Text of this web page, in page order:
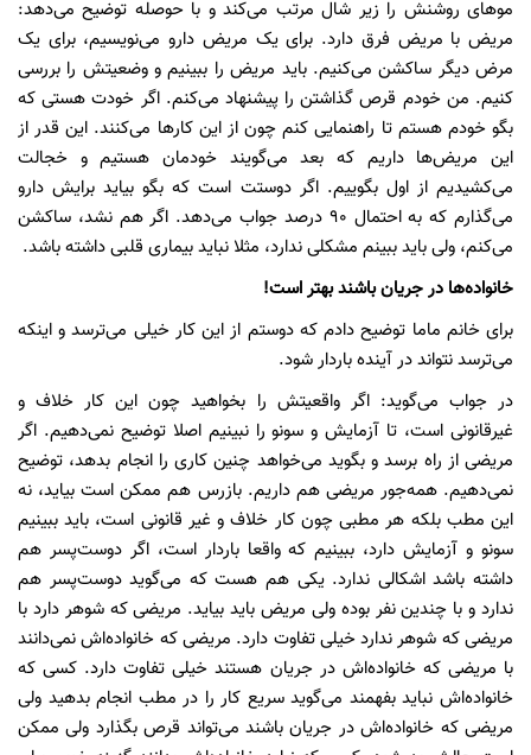
موهای روشنش را زیر شال مرتب می‌کند و با حوصله توضیح می‌دهد:
مریض با مریض فرق دارد. برای یک مریض دارو می‌نویسیم، برای یک
مرض دیگر ساکشن می‌کنیم. باید مریض را ببینیم و وضعیتش را بررسی
کنیم. من خودم قرص گذاشتن را پیشنهاد می‌کنم. اگر خودت هستی که
بگو خودم هستم تا راهنمایی کنم چون از این کارها می‌کنند. این قدر از
این مریض‌ها داریم که بعد می‌گویند خودمان هستیم و خجالت
می‌کشیدیم از اول بگوییم. اگر دوستت است که بگو بیاید برایش دارو
می‌گذارم که به احتمال 90 درصد جواب می‌دهد. اگر هم نشد، ساکشن
می‌کنم، ولی باید ببینم مشکلی ندارد، مثلا نباید بیماری قلبی داشته باشد.
خانواده‌ها در جریان باشند بهتر است!
برای خانم ماما توضیح دادم که دوستم از این کار خیلی می‌ترسد و اینکه
می‌ترسد نتواند در آینده باردار شود.
در جواب می‌گوید: اگر واقعیتش را بخواهید چون این کار خلاف و
غیرقانونی است، تا آزمایش و سونو را نبینیم اصلا توضیح نمی‌دهیم. اگر
مریضی از راه برسد و بگوید می‌خواهد چنین کاری را انجام بدهد، توضیح
نمی‌دهیم. همه‌جور مریضی هم داریم. بازرس هم ممکن است بیاید، نه
این مطب بلکه هر مطبی چون کار خلاف و غیر قانونی است، باید ببینیم
سونو و آزمایش دارد، ببینیم که واقعا باردار است، اگر دوست‌پسر هم
داشته باشد اشکالی ندارد. یکی هم هست که می‌گوید دوست‌پسر هم
ندارد و با چندین نفر بوده ولی مریض باید بیاید. مریضی که شوهر دارد با
مریضی که شوهر ندارد خیلی تفاوت دارد. مریضی که خانواده‌اش نمی‌دانند
با مریضی که خانواده‌اش در جریان هستند خیلی تفاوت دارد. کسی که
خانواده‌اش نباید بفهمند می‌گوید سریع کار را در مطب انجام بدهید ولی
مریضی که خانواده‌اش در جریان باشند می‌تواند قرص بگذارد ولی ممکن